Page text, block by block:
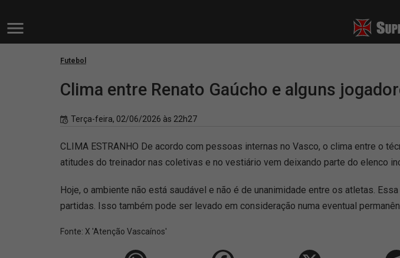
Futebol
Clima entre Renato Gaúcho e alguns
Terça-feira, 02/06/2026 às 22h27
CLIMA ESTRANHO De acordo com pessoas internas no Vasco, o clima entre o
atitudes do treinador nas coletivas e no vestiário vem deixando parte do elenco
Hoje, o ambiente não está saudável e não é de unanimidade entre os atletas.
partidas. Isso também pode ser levado em consideração numa eventual
Fonte: X 'Atenção Vascaínos'